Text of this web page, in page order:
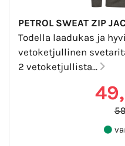
PETROL SWEAT ZIP
Todella laadukas ja
vetoketjullinen
2 vetoketjullista...